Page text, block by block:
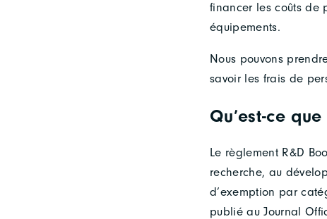
financer les coûts de
équipements.
Nous pouvons
savoir les frais de
Qu’est-ce
Le règlement R&D
recherche, au
d’exemption par
publié au Journal